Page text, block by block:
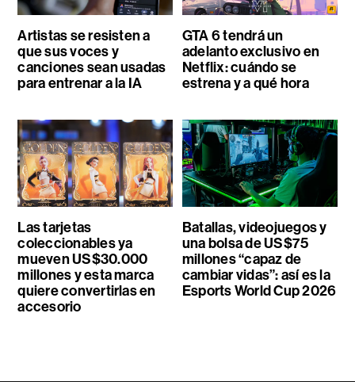
Artistas se resisten a
que sus voces y
canciones sean usadas
para entrenar a la IA
GTA 6 tendrá un
adelanto exclusivo en
Netflix: cuándo se
estrena y a qué hora
Las tarjetas
coleccionables ya
mueven US$30.000
millones y esta marca
quiere convertirlas en
accesorio
Batallas, videojuegos y
una bolsa de US$75
millones “capaz de
cambiar vidas”: así es la
Esports World Cup 2026